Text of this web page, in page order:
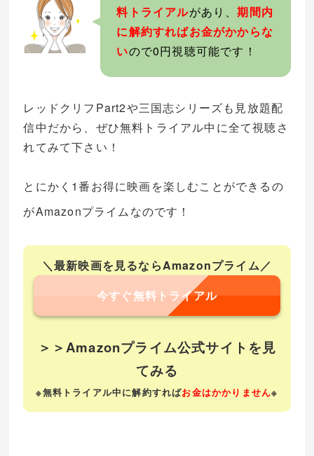
料トライアルがあり、期間内
に解約すればお金がかからな
いので0円視聴可能です！
レッドクリフPart2や三国志シリーズも見放題配
信中だから、ぜひ無料トライアル中に全て視聴さ
れてみて下さい！
とにかく1番お得に映画を楽しむことができるの
がAmazonプライムなのです！
＼最新映画を見るならAmazonプライム／
今すぐ無料トライアル
＞＞Amazonプライム公式サイトを見
てみる
※無料トライアル中に解約すればお金はかかりません※